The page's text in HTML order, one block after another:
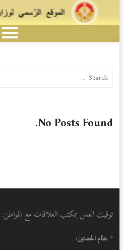
No Posts Found.
توقيت العمل بمكتب العلاقات مع المواطن:
* نظام الحصتين: